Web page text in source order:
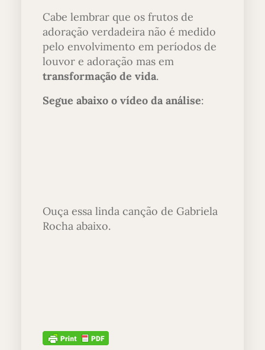
Cabe lembrar que os frutos de
adoração verdadeira não é medido
pelo envolvimento em períodos de
louvor e adoração mas em
transformação de vida.
Segue abaixo o vídeo da análise:
Ouça essa linda canção de Gabriela
Rocha abaixo.